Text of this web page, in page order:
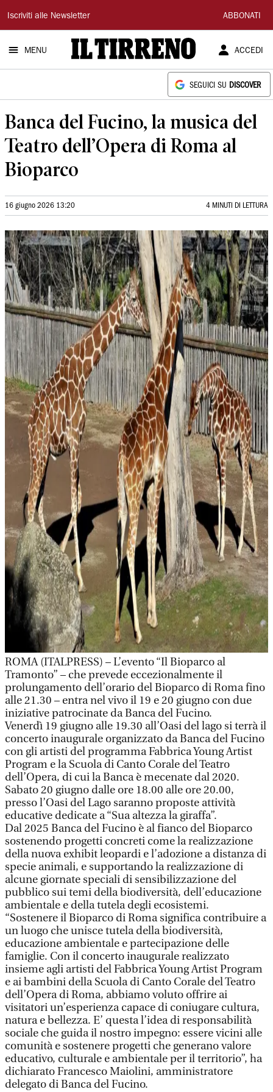
Il
Tirreno
Iscriviti alle Newsletter ABBONATI
MENU ACCEDI
SEGUICI SU DISCOVER
Banca del Fucino, la musica del
Teatro dell’Opera di Roma al
Bioparco
16 giugno 2026 13:20 4 MINUTI DI LETTURA
ROMA (ITALPRESS) – L’evento “Il Bioparco al
Tramonto” – che prevede eccezionalmente il
prolungamento dell’orario del Bioparco di Roma fino
alle 21.30 – entra nel vivo il 19 e 20 giugno con due
iniziative patrocinate da Banca del Fucino.
Venerdì 19 giugno alle 19.30 all’Oasi del lago si terrà il
concerto inaugurale organizzato da Banca del Fucino
con gli artisti del programma Fabbrica Young Artist
Program e la Scuola di Canto Corale del Teatro
dell’Opera, di cui la Banca è mecenate dal 2020.
Sabato 20 giugno dalle ore 18.00 alle ore 20.00,
presso l’Oasi del Lago saranno proposte attività
educative dedicate a “Sua altezza la giraffa”.
Dal 2025 Banca del Fucino è al fianco del Bioparco
sostenendo progetti concreti come la realizzazione
della nuova exhibit leopardi e l’adozione a distanza di
specie animali, e supportando la realizzazione di
alcune giornate speciali di sensibilizzazione del
pubblico sui temi della biodiversità, dell’educazione
ambientale e della tutela degli ecosistemi.
“Sostenere il Bioparco di Roma significa contribuire a
un luogo che unisce tutela della biodiversità,
educazione ambientale e partecipazione delle
famiglie. Con il concerto inaugurale realizzato
insieme agli artisti del Fabbrica Young Artist Program
e ai bambini della Scuola di Canto Corale del Teatro
dell’Opera di Roma, abbiamo voluto offrire ai
visitatori un’esperienza capace di coniugare cultura,
natura e bellezza. E’ questa l’idea di responsabilità
sociale che guida il nostro impegno: essere vicini alle
comunità e sostenere progetti che generano valore
educativo, culturale e ambientale per il territorio”, ha
dichiarato Francesco Maiolini, amministratore
delegato di Banca del Fucino.